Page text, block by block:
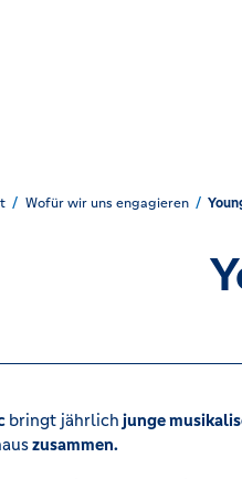
Wofür wir uns engagieren
bringt jährlich junge
zusammen.